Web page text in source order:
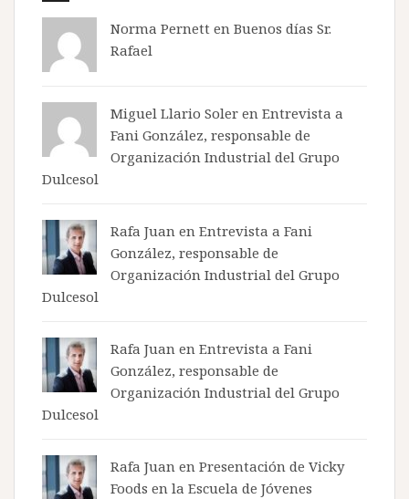
Norma Pernett en Buenos días Sr.
Rafael
Miguel Llario Soler en Entrevista a
Fani González, responsable de
Organización Industrial del Grupo
Dulcesol
Rafa Juan en Entrevista a Fani
González, responsable de
Organización Industrial del Grupo
Dulcesol
Rafa Juan en Entrevista a Fani
González, responsable de
Organización Industrial del Grupo
Dulcesol
Rafa Juan en Presentación de Vicky
Foods en la Escuela de Jóvenes